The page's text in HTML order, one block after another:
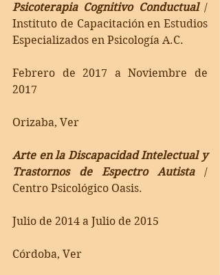
Psicoterapia Cognitivo Conductual /
Instituto de Capacitación en Estudios
Especializados en Psicología A.C.
Febrero de 2017 a Noviembre de
2017
Orizaba, Ver
Arte en la Discapacidad Intelectual y
Trastornos de Espectro Autista /
Centro Psicológico Oasis.
Julio de 2014 a Julio de 2015
Córdoba, Ver